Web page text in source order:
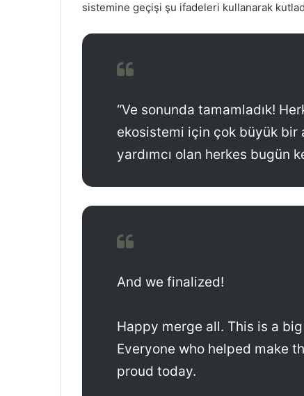
sistemine geçişi şu ifadeleri kullanarak
“Ve sonunda tamamladık!
ekosistemi için çok büyük bir
yardımcı olan herkes bugün
And we finalized!
Happy merge all. This is a
Everyone who helped make
proud today.